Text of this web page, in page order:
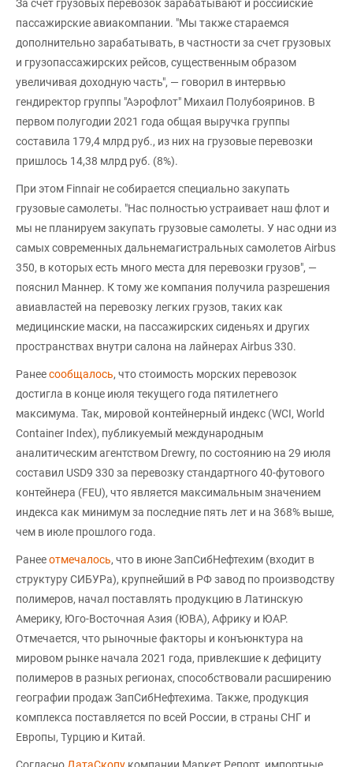
За счет грузовых перевозок зарабатывают и российские
пассажирские авиакомпании. "Мы также стараемся
дополнительно зарабатывать, в частности за счет грузовых
и грузопассажирских рейсов, существенным образом
увеличивая доходную часть", — говорил в интервью
гендиректор группы "Аэрофлот" Михаил Полубояринов. В
первом полугодии 2021 года общая выручка группы
составила 179,4 млрд руб., из них на грузовые перевозки
пришлось 14,38 млрд руб. (8%).
При этом Finnair не собирается специально закупать
грузовые самолеты. "Нас полностью устраивает наш флот и
мы не планируем закупать грузовые самолеты. У нас одни из
самых современных дальнемагистральных самолетов Airbus
350, в которых есть много места для перевозки грузов", —
пояснил Маннер. К тому же компания получила разрешения
авиавластей на перевозку легких грузов, таких как
медицинские маски, на пассажирских сиденьях и других
пространствах внутри салона на лайнерах Airbus 330.
Ранеесообщалось, что стоимость морских перевозок
достигла в конце июля текущего года пятилетнего
максимума. Так, мировой контейнерный индекс (WCI, World
Container Index), публикуемый международным
аналитическим агентством Drewry, по состоянию на 29 июля
составил USD9 330 за перевозку стандартного 40-футового
контейнера (FEU), что является максимальным значением
индекса как минимум за последние пять лет и на 368% выше,
чем в июле прошлого года.
Ранееотмечалось, что в июне ЗапСибНефтехим (входит в
структуру СИБУРа), крупнейший в РФ завод по производству
полимеров, начал поставлять продукцию в Латинскую
Америку, Юго-Восточная Азия (ЮВА), Африку и ЮАР.
Отмечается, что рыночные факторы и конъюнктура на
мировом рынке начала 2021 года, привлекшие к дефициту
полимеров в разных регионах, способствовали расширению
географии продаж ЗапСибНефтехима. Также, продукция
комплекса поставляется по всей России, в страны СНГ и
Европы, Турцию и Китай.
Согласно ДатаСкопу компании Маркет Репорт, импортные